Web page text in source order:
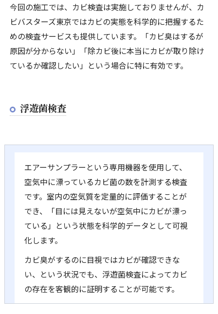
今回の施工では、カビ検査は実施しておりませんが、カ
ビバスターズ東京ではカビの実態を科学的に把握するた
めの検査サービスも提供しています。「カビ臭はするが
原因が分からない」「除カビ後に本当にカビが取り除け
ているか確認したい」という場合に特に有効です。
浮遊菌検査
エアーサンプラーという専用機器を使用して、
空気中に漂っているカビ菌の数を計測する検査
です。室内の空気質を定量的に評価することが
でき、「目には見えないが空気中にカビが漂っ
ている」という状態を科学的データとして可視
化します。
カビ臭がするのに目視ではカビが確認できな
い、という状況でも、浮遊菌検査によってカビ
の存在を客観的に証明することが可能です。